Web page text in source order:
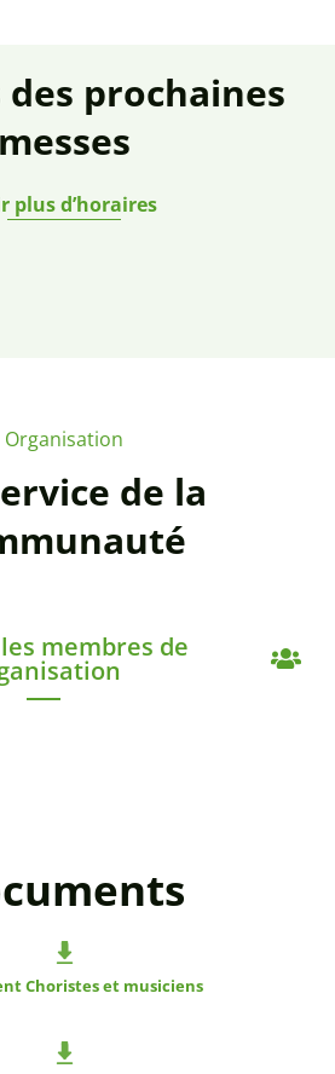
prochaines
messes
plus d’horaires
Organisation
de la
membres de
Choristes et musiciens